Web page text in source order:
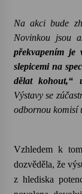
Na akci bude
Novinkou jsou
překvapením je
slepicemi na
dělat kohout,“
Výstavy se
odbornou komisí
Vzhledem k
dozvěděla, že
z hlediska